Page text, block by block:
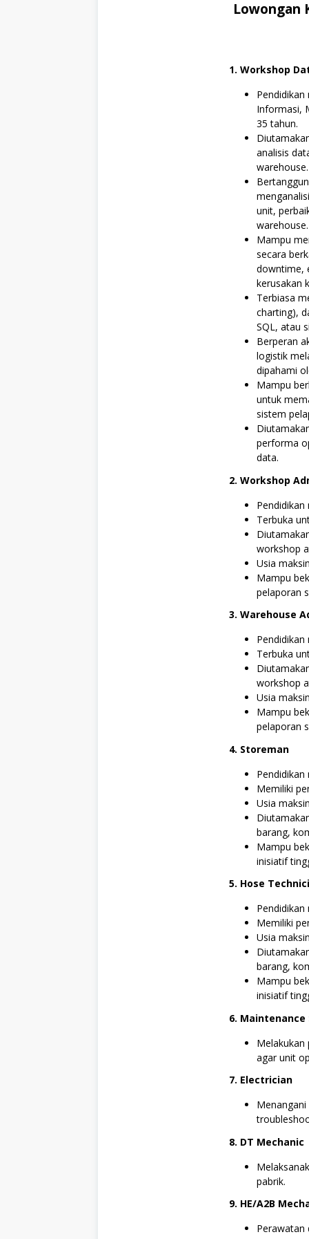
Lowongan
1. Workshop
Informasi,
35 tahun.
analisis
warehouse.
unit,
warehouse.
Mampu
secara
downtime,
kerusakan
Terbiasa
charting),
SQL, atau
Berperan
logistik
dipahami
Mampu
untuk
sistem
performa
data.
2. Workshop
Terbuka
workshop
Usia
Mampu
pelaporan
3. Warehouse
Terbuka
workshop
Usia
Mampu
pelaporan
4. Storeman
Memiliki
Usia
barang,
Mampu
inisiatif
5. Hose
Memiliki
Usia
barang,
Mampu
inisiatif
6. Maintenance
Melakukan
agar unit
7. Electrician
8. DT Mechanic
pabrik.
9. HE/A2B
Perawatan